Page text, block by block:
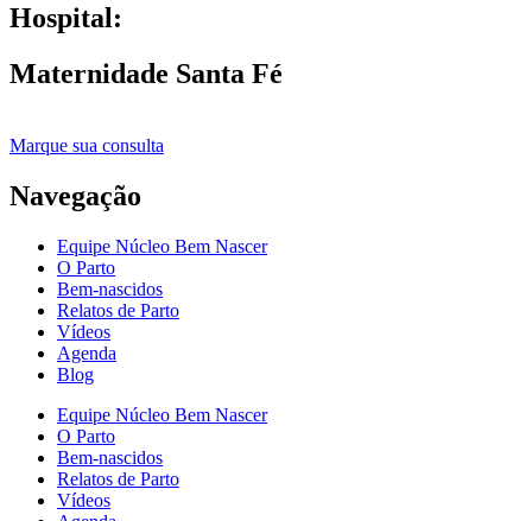
Hospital:
Maternidade Santa Fé
Marque sua consulta
Navegação
Equipe Núcleo Bem Nascer
O Parto
Bem-nascidos
Relatos de Parto
Vídeos
Agenda
Blog
Equipe Núcleo Bem Nascer
O Parto
Bem-nascidos
Relatos de Parto
Vídeos